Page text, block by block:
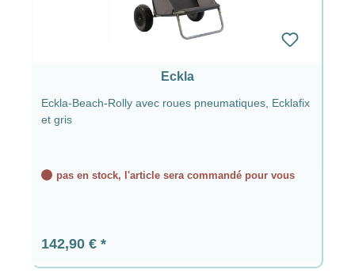
Eckla
Eckla-Beach-Rolly avec roues pneumatiques, Ecklafix
et gris
pas en stock, l'article sera commandé pour vous
Prix régulier :
142,90 €